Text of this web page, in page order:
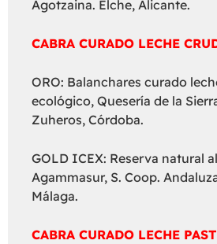
Agotzaina. Elche, Alicante.
CABRA CURADO LECHE
ORO: Balanchares curado
ecológico, Quesería de la
Zuheros, Córdoba.
GOLD ICEX: Reserva natural
Agammasur, S. Coop.
Málaga.
CABRA CURADO LECHE